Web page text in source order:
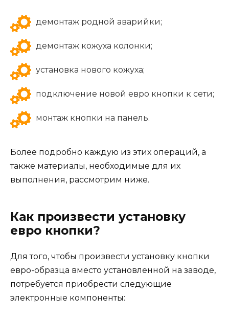
демонтаж родной аварийки;
демонтаж кожуха колонки;
установка нового кожуха;
подключение новой евро кнопки к сети;
монтаж кнопки на панель.
Более подробно каждую из этих операций, а
также материалы, необходимые для их
выполнения, рассмотрим ниже.
Как произвести установку
евро кнопки?
Для того, чтобы произвести установку кнопки
евро-образца вместо установленной на заводе,
потребуется приобрести следующие
электронные компоненты: